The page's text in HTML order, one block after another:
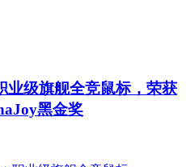
业级旗舰全竞鼠标，荣获
黑金奖